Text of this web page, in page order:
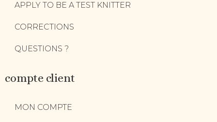
APPLY TO BE A TEST KNITTER
CORRECTIONS
QUESTIONS ?
compte client
MON COMPTE